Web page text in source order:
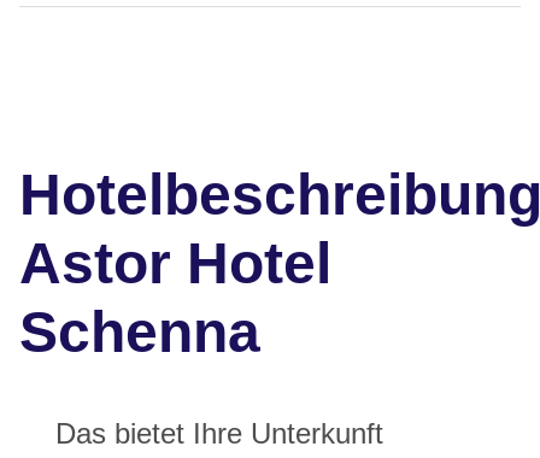
Astor Hotel
Schenna
Das bietet Ihre Unterkunft